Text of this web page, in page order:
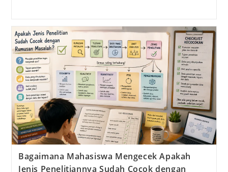
Bagaimana Mahasiswa Mengecek Apakah
Jenis Penelitiannya Sudah Cocok dengan